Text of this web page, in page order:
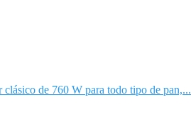
de 760 W para todo tipo de pan,...